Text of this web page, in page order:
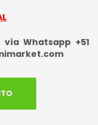
vía Whatsapp +51